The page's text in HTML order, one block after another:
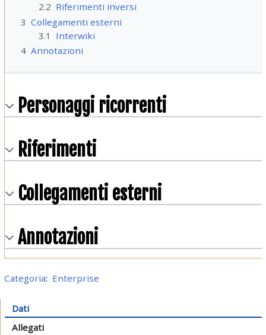
2.2 Riferimenti inversi
3 Collegamenti esterni
3.1
Interwiki
4 Annotazioni
Personaggi ricorrenti
Riferimenti
Collegamenti esterni
Annotazioni
Categoria: Enterprise
Dati
Allegati